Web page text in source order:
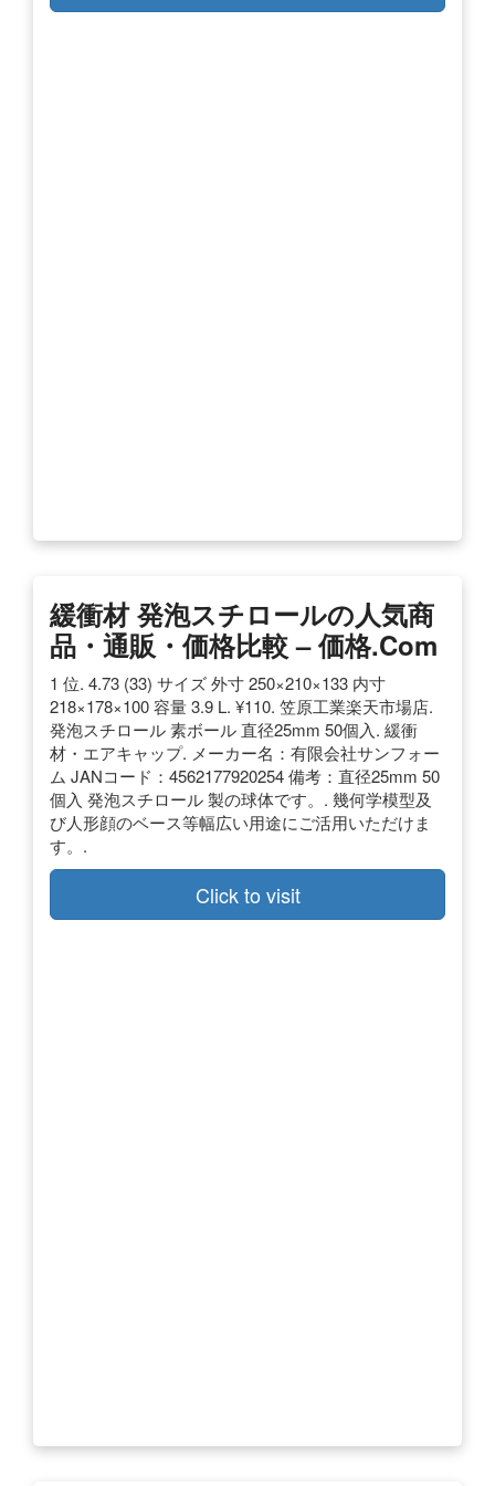
緩衝材 発泡スチロールの人気商
品・通販・価格比較 – 価格.com
1 位. 4.73 (33) サイズ 外寸 250×210×133 内寸
218×178×100 容量 3.9 L. ¥110. 笠原工業楽天市場店.
発泡スチロール 素ボール 直径25mm 50個入. 緩衝
材・エアキャップ. メーカー名：有限会社サンフォー
ム JANコード：4562177920254 備考：直径25mm 50
個入 発泡スチロール 製の球体です。. 幾何学模型及
び人形顔のベース等幅広い用途にご活用いただけま
す。.
Click to visit